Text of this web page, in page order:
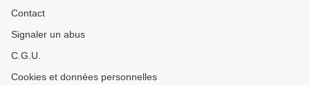
Contact
Signaler un abus
C.G.U.
Cookies et données personnelles